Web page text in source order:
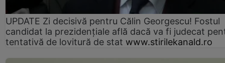
UPDATE Zi decisivă pentru Călin Georgescu! Fostul
candidat la prezidențiale află dacă va fi judecat
tentativă de lovitură de stat www.stirilekanald.ro